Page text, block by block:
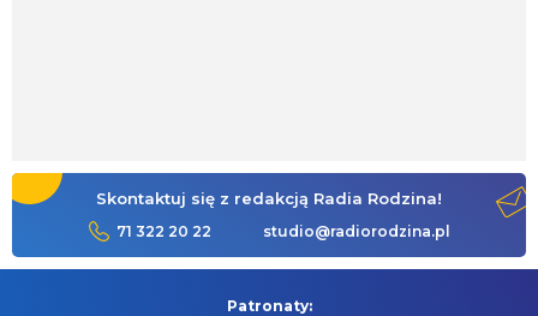
Skontaktuj się z redakcją Radia Rodzina!
71 322 20 22 studio@radiorodzina.pl
Patronaty: